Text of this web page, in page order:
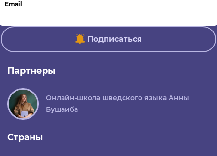
Email
Подписаться
Партнеры
Онлайн-школа шведского языка Анны
Бушаиба
Страны